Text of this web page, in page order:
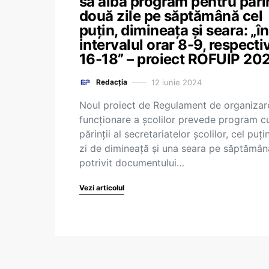
două zile pe săptămână cel
puțin, dimineața și seara: „în
intervalul orar 8-9,
16-18” – proiect ROFUIP
Redacția 12 iunie 2024
Noul proiect de Regulament de
funcționare a școlilor prevede program
părinții al secretariatelor școlilor, cel
zi de dimineață și una seara pe
potrivit documentului…
Vezi articolul